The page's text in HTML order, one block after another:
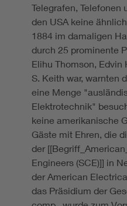
Telegrafen, Telefonen
den USA keine
1884 im damaligen
durch 25 prominente
Elihu Thomson, Edvin
S. Keith war, warnten
eine Menge
Elektrotechnik"
keine amerikanische
Gäste mit Ehren, die
der
Engineers (SCE)]] in
der American
das Präsidium der